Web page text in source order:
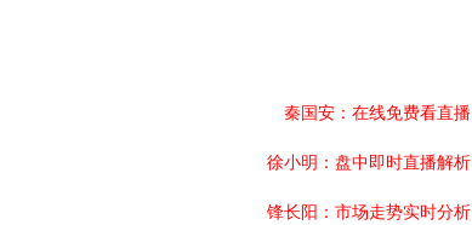
秦国安：在线免费看直播
徐小明：盘中即时直播解析
锋长阳：市场走势实时分析